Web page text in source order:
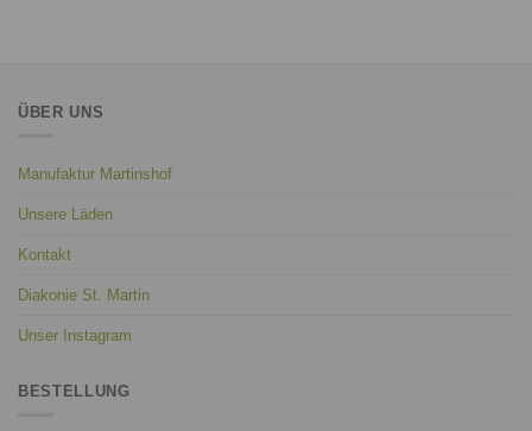
ÜBER UNS
Manufaktur Martinshof
Unsere Läden
Kontakt
Diakonie St. Martin
Unser Instagram
BESTELLUNG